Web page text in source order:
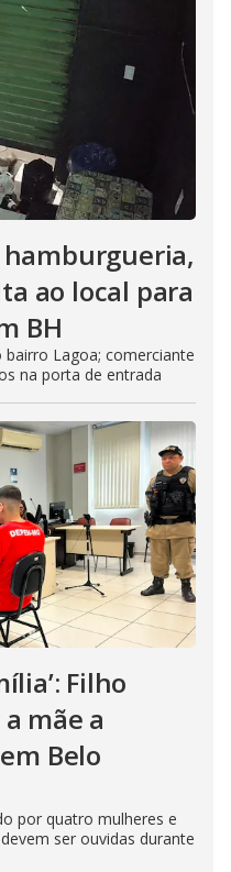
ao local para
BH
Lagoa; comerciante
na porta de entrada
Filho
mãe a
Belo
por quatro mulheres e
ser ouvidas durante